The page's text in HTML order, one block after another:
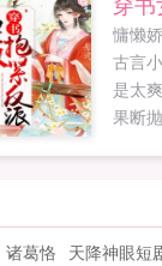
慵懒
古言
是太
果断
诸葛恪 天降神眼短